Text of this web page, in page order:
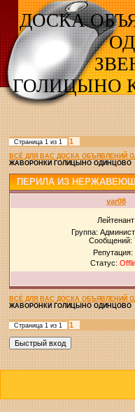
ДОСКА
ГОЛИЦЫНО
Страница1 из1 1
ВСЁ ДЛЯ ВАС ДОСКА ОБЪЯВЛЕНИЙ
ЖАВОРОНКИ ГОЛИЦЫНО ОДИНЦОВО
ПЕРИЛА ИЗ
yar08
Лейтенант
Группа:
Сообщений:
Репутация:
Статус:
ВСЁ ДЛЯ ВАС ДОСКА ОБЪЯВЛЕНИЙ
ЖАВОРОНКИ ГОЛИЦЫНО ОДИНЦОВО
Страница1 из1
1